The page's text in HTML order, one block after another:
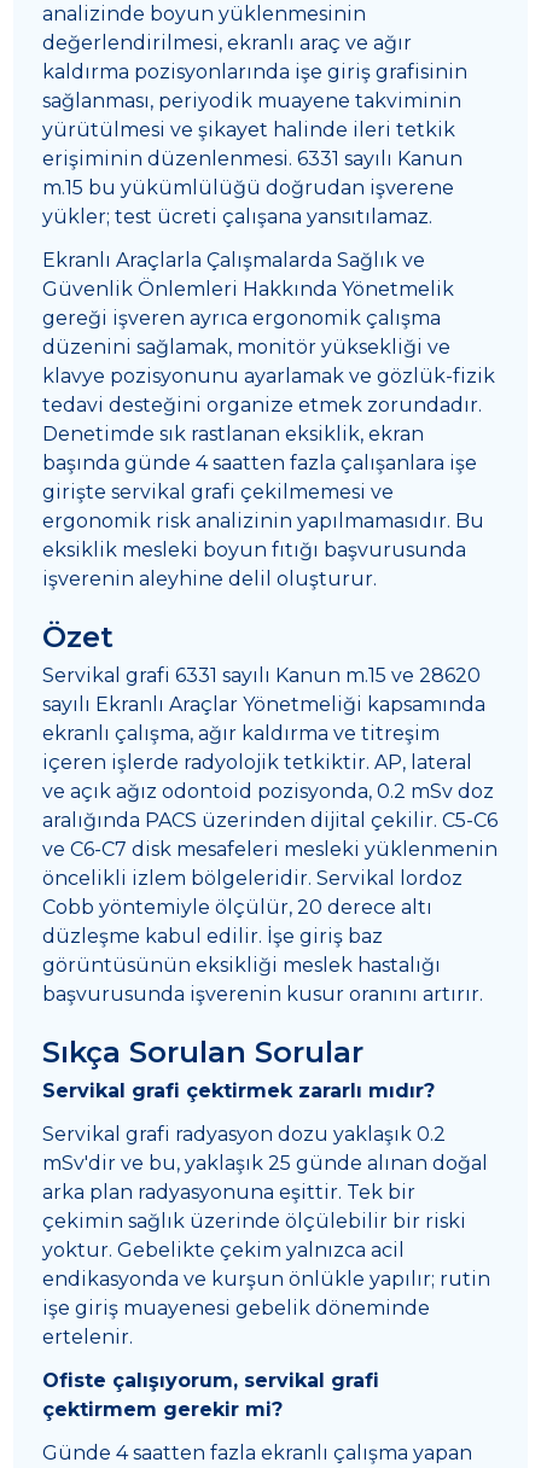
analizinde boyun yüklenmesinin
değerlendirilmesi, ekranlı araç ve ağır
kaldırma pozisyonlarında işe giriş grafisinin
sağlanması, periyodik muayene takviminin
yürütülmesi ve şikayet halinde ileri tetkik
erişiminin düzenlenmesi. 6331 sayılı Kanun
m.15 bu yükümlülüğü doğrudan işverene
yükler; test ücreti çalışana yansıtılamaz.
Ekranlı Araçlarla Çalışmalarda Sağlık ve
Güvenlik Önlemleri Hakkında Yönetmelik
gereği işveren ayrıca ergonomik çalışma
düzenini sağlamak, monitör yüksekliği ve
klavye pozisyonunu ayarlamak ve gözlük-fizik
tedavi desteğini organize etmek zorundadır.
Denetimde sık rastlanan eksiklik, ekran
başında günde 4 saatten fazla çalışanlara işe
girişte servikal grafi çekilmemesi ve
ergonomik risk analizinin yapılmamasıdır. Bu
eksiklik mesleki boyun fıtığı başvurusunda
işverenin aleyhine delil oluşturur.
Özet
Servikal grafi 6331 sayılı Kanun m.15 ve 28620
sayılı Ekranlı Araçlar Yönetmeliği kapsamında
ekranlı çalışma, ağır kaldırma ve titreşim
içeren işlerde radyolojik tetkiktir. AP, lateral
ve açık ağız odontoid pozisyonda, 0.2 mSv doz
aralığında PACS üzerinden dijital çekilir. C5-C6
ve C6-C7 disk mesafeleri mesleki yüklenmenin
öncelikli izlem bölgeleridir. Servikal lordoz
Cobb yöntemiyle ölçülür, 20 derece altı
düzleşme kabul edilir. İşe giriş baz
görüntüsünün eksikliği meslek hastalığı
başvurusunda işverenin kusur oranını artırır.
Sıkça Sorulan Sorular
Servikal grafi çektirmek zararlı mıdır?
Servikal grafi radyasyon dozu yaklaşık 0.2
mSv'dir ve bu, yaklaşık 25 günde alınan doğal
arka plan radyasyonuna eşittir. Tek bir
çekimin sağlık üzerinde ölçülebilir bir riski
yoktur. Gebelikte çekim yalnızca acil
endikasyonda ve kurşun önlükle yapılır; rutin
işe giriş muayenesi gebelik döneminde
ertelenir.
Ofiste çalışıyorum, servikal grafi
çektirmem gerekir mi?
Günde 4 saatten fazla ekranlı çalışma yapan